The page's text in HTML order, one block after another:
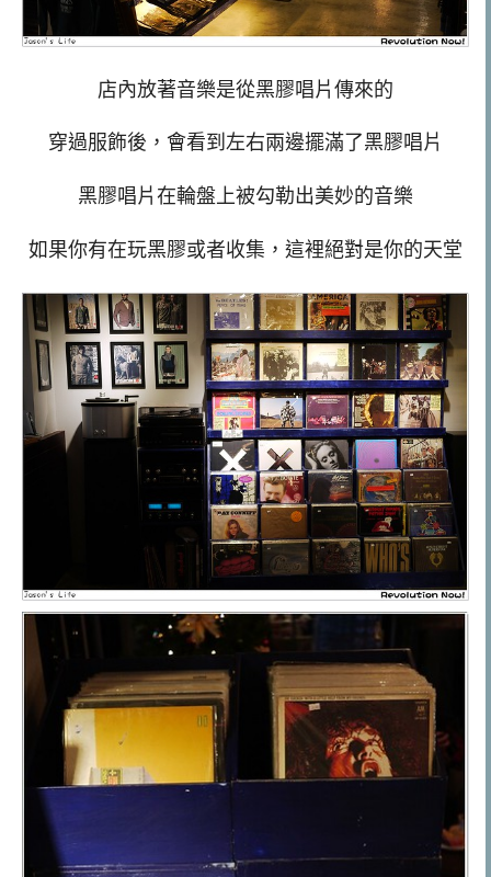
店內放著音樂是從黑膠唱片傳來的
穿過服飾後，會看到左右兩邊擺滿了黑膠唱片
黑膠唱片在輪盤上被勾勒出美妙的音樂
如果你有在玩黑膠或者收集，這裡絕對是你的天堂